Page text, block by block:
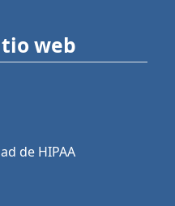
web
de HIPAA